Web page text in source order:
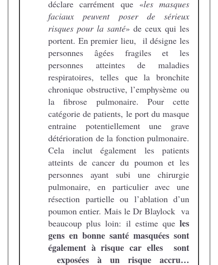
déclare carrément que «les masques
faciaux peuvent poser de sérieux
risques pour la santé» de ceux qui les
portent. En premier lieu, il désigne les
personnes âgées fragiles et les
personnes atteintes de maladies
respiratoires, telles que la bronchite
chronique obstructive, l’emphysème ou
la fibrose pulmonaire. Pour cette
catégorie de patients, le port du masque
entraine potentiellement une grave
détérioration de la fonction pulmonaire.
Cela inclut également les patients
atteints de cancer du poumon et les
personnes ayant subi une chirurgie
pulmonaire, en particulier avec une
résection partielle ou l’ablation d’un
poumon entier. Mais le Dr Blaylock va
beaucoup plus loin: il estime que les
gens en bonne santé masquées sont
également à risque car elles sont
exposées à un risque accru…